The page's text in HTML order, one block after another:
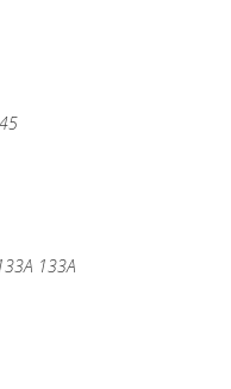
133A